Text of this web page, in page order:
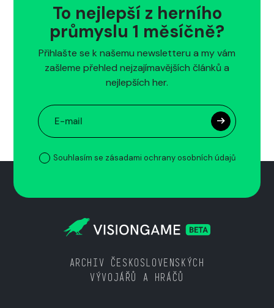
To nejlepší z herního
průmyslu 1 měsíčně?
Přihlašte se k našemu newsletteru a my vám
zašleme přehled nejzajímavějších článků a
nejlepších her.
Souhlasím se zásadami ochrany osobních údajů
ARCHIV ČESKOSLOVENSKÝCH
VÝVOJÁŘŮ A HRÁČŮ